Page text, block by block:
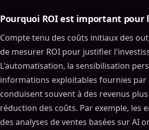
Pourquoi ROI est important pour
Compte tenu des coûts initiaux des
de mesurer ROI pour justifier
L'automatisation, la sensibilisation
informations exploitables fournies par
conduisent souvent à des revenus
réduction des coûts. Par exemple, les
des analyses de ventes basées sur AI